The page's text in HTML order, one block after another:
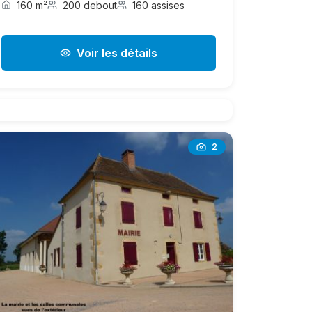
160 m² 200 debout 160 assises
Voir les détails
2